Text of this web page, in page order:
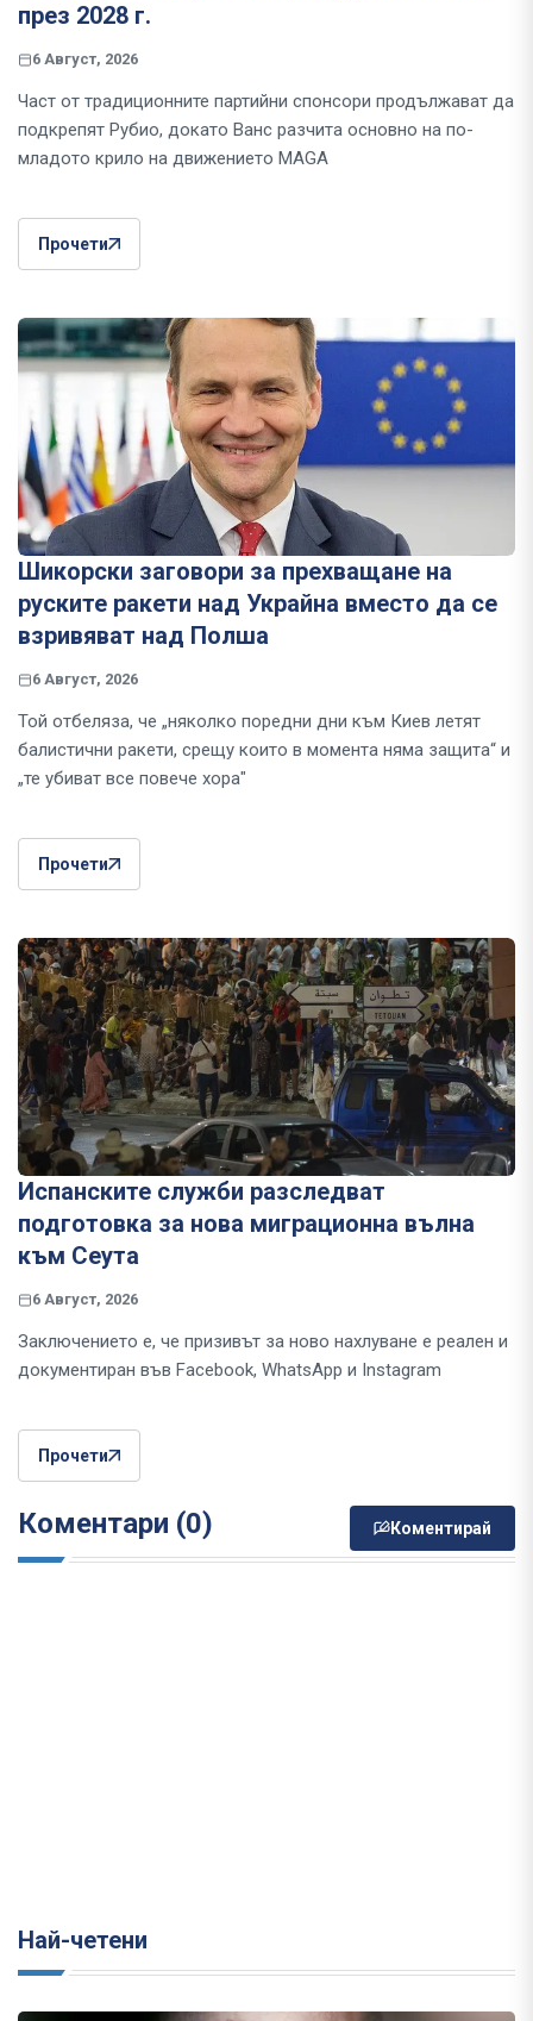
през 2028 г.
6 Август, 2026
Част от традиционните партийни спонсори продължават да
подкрепят Рубио, докато Ванс разчита основно на по-
младото крило на движението MAGA
Прочети
Шикорски заговори за прехващане на
руските ракети над Украйна вместо да се
взривяват над Полша
6 Август, 2026
Той отбеляза, че „няколко поредни дни към Киев летят
балистични ракети, срещу които в момента няма защита“ и
„те убиват все повече хора"
Прочети
Испанските служби разследват
подготовка за нова миграционна вълна
към Сеута
6 Август, 2026
Заключението е, че призивът за ново нахлуване е реален и
документиран във Facebook, WhatsApp и Instagram
Прочети
Коментари (0) Коментирай
Най-четени